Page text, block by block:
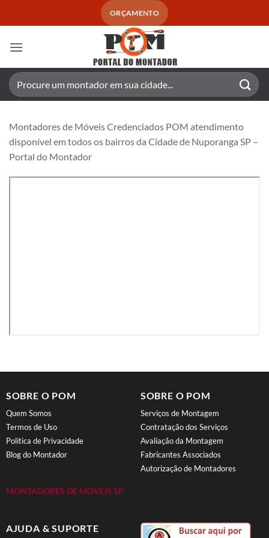
ORÇAMENTO
Pesquisar
por:
Montadores de Móveis Credenciados POM atendimento
disponível em todos os bairros da Cidade de Nuporanga SP –
Portal do Montador
SOBRE O POM
Quem Somos
Termos de Uso
Política de Privacidade
Blog do Montador
MONTADORES DE MÓVEIS SP
SOBRE O POM
Serviços de Montagem
Contratação dos Serviços
Avaliação da Montagem
Fabricantes Associados
Autorização de Montadores
AJUDA & SUPORTE